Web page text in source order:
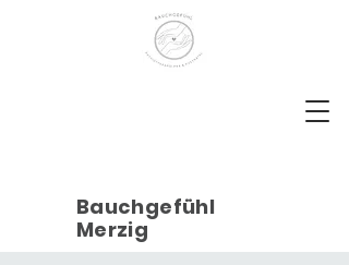
Bauchgefühl
Merzig